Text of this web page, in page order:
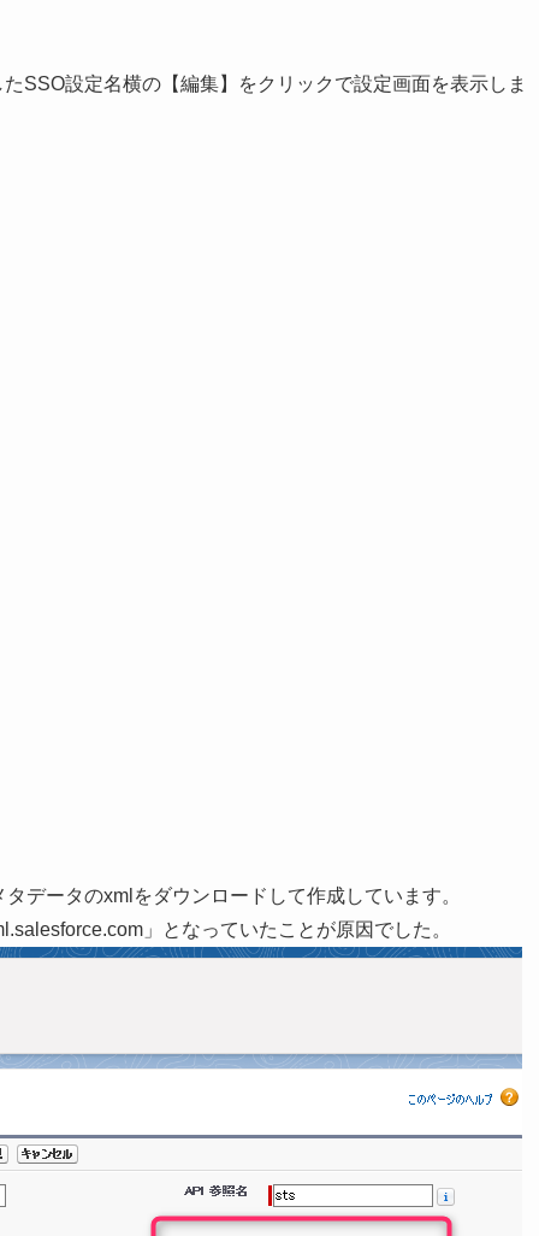
設定名横の【編集】をクリックで設定画面を表示しま
データのxmlをダウンロードして作成しています。
」となっていたことが原因でした。